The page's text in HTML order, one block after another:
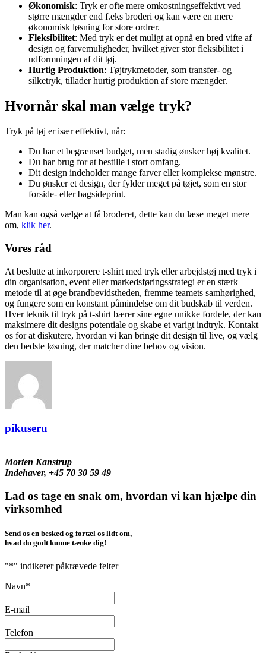
Økonomisk: Tryk er ofte mere omkostningseffektivt ved
større mængder end f.eks broderi og kan være en mere
økonomisk løsning for store ordrer.
Fleksibilitet: Med tryk er det muligt at opnå en bred vifte af
design og farvemuligheder, hvilket giver stor fleksibilitet i
udformningen af dit tøj.
Hurtig Produktion: Tøjtrykmetoder, som transfer- og
silketryk, tillader hurtig produktion af store mængder.
Hvornår skal man vælge tryk?
Tryk på tøj er især effektivt, når:
Du har et begrænset budget, men stadig ønsker høj kvalitet.
Du har brug for at bestille i stort omfang.
Dit design indeholder mange farver eller komplekse mønstre.
Du ønsker et design, der fylder meget på tøjet, som en stor
forside- eller bagsideprint.
Man kan også vælge at få broderet, dette kan du læse meget mere
om, klik her.
Vores råd
At beslutte at inkorporere t-shirt med tryk eller arbejdstøj med tryk i
din organisation, event eller markedsføringsstrategi er en stærk
metode til at øge brandbevidstheden, fremme teamets samhørighed,
og fungere som en konstant påmindelse om dit budskab til verden.
Hver teknik til tryk på t-shirt bærer sine egne unikke fordele, der kan
maksimere dit designs potentiale og skabe et varigt indtryk. Kontakt
os for at diskutere, hvordan vi kan bringe dit design til live, og vælg
den bedste løsning, der matcher dine behov og vision.
pikuseru
Morten Kanstrup
Indehaver, +45 70 30 59 49
Lad os tage en snak om, hvordan vi kan hjælpe din
virksomhed
Send os en besked og fortæl os lidt om,
hvad du godt kunne tænke dig!
"*" indikerer påkrævede felter
Navn*
E-mail
Telefon